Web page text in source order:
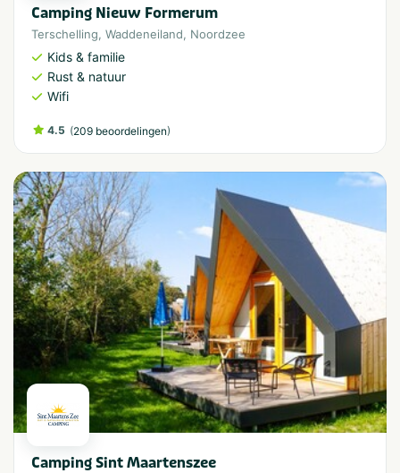
Camping Nieuw Formerum
Terschelling, Waddeneiland, Noordzee
Kids & familie
Rust & natuur
Wifi
4.5 (209 beoordelingen)
Camping Sint Maartenszee